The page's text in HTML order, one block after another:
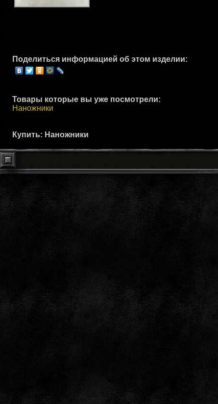
Поделиться информацией об этом изделии:
Товары которые вы уже посмотрели:
Наножники
Купить: Наножники